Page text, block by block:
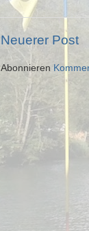
Neuerer Post
Abonnieren